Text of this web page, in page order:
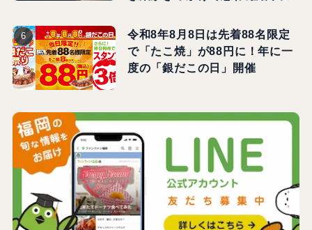
令和8年8月8日は先着88名限定
で「たこ焼」が88円に！年に一
度の「銀だこの日」開催